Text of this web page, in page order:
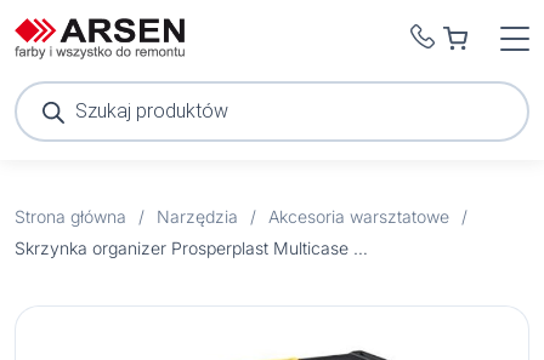
Wyszukiwarka
produktów
Strona główna / Narzędzia / Akcesoria warsztatowe
/
Skrzynka organizer Prosperplast Multicase NS501